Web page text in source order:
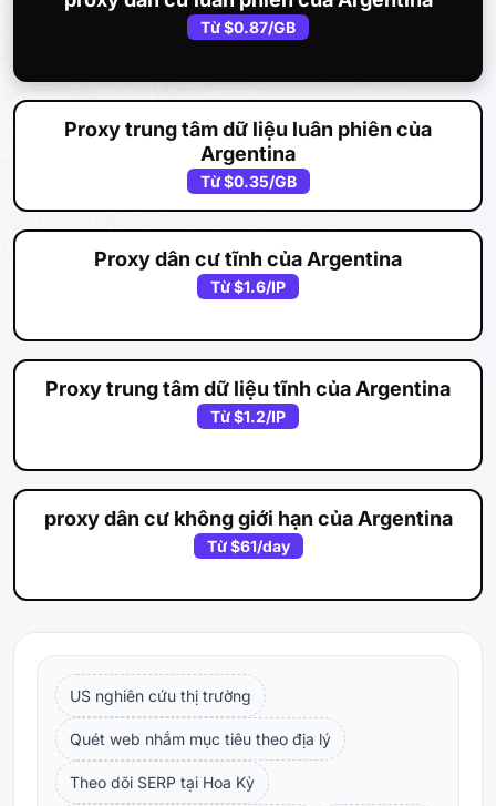
Từ$0.87/GB
Proxy trung tâm dữ liệu luân phiên của
Argentina
Từ$0.35/GB
Proxy dân cư tĩnh của Argentina
Từ$1.6/IP
Proxy trung tâm dữ liệu tĩnh của Argentina
Từ$1.2/IP
proxy dân cư không giới hạn của Argentina
Từ$61/day
US nghiên cứu thị trường
Quét web nhắm mục tiêu theo địa lý
Theo dõi SERP tại Hoa Kỳ